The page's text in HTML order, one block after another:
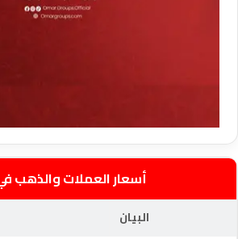
أسعار العملات والذهب
البيان